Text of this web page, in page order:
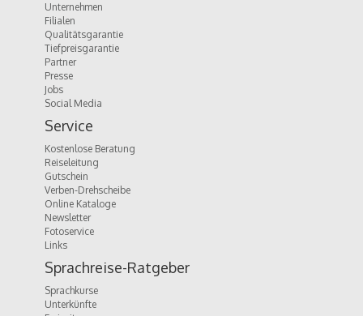
Unternehmen
Filialen
Qualitätsgarantie
Tiefpreisgarantie
Partner
Presse
Jobs
Social Media
Service
Kostenlose Beratung
Reiseleitung
Gutschein
Verben-Drehscheibe
Online Kataloge
Newsletter
Fotoservice
Links
Sprachreise-Ratgeber
Sprachkurse
Unterkünfte